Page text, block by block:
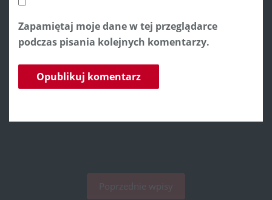
Zapamiętaj moje dane w tej przeglądarce
podczas pisania kolejnych komentarzy.